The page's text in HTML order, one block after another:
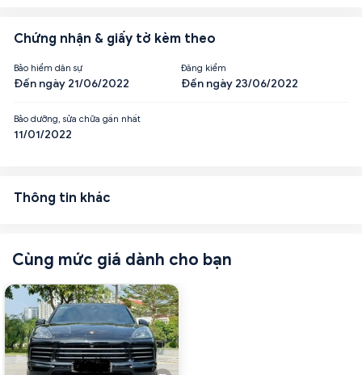
Chứng nhận & giấy tờ kèm theo
Bảo hiểm dân sự
Đến ngày 21/06/2022
Đăng kiểm
Đến ngày 23/06/2022
Bảo dưỡng, sửa chữa gần nhất
11/01/2022
Thông tin khác
Cùng mức giá dành cho bạn